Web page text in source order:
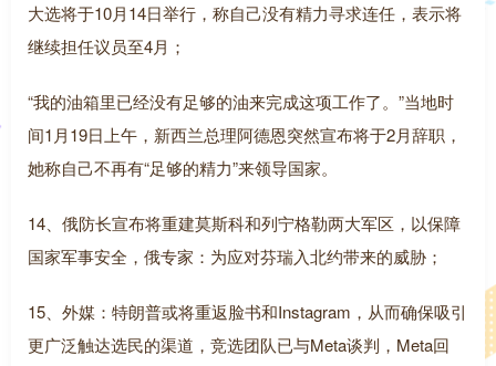
大选将于10月14日举行，称自己没有精力寻求连任，表示将
继续担任议员至4月；
“我的油箱里已经没有足够的油来完成这项工作了。”当地时
间1月19日上午，新西兰总理阿德恩突然宣布将于2月辞职，
她称自己不再有“足够的精力”来领导国家。
14、俄防长宣布将重建莫斯科和列宁格勒两大军区，以保障
国家军事安全，俄专家：为应对芬瑞入北约带来的威胁；
15、外媒：特朗普或将重返脸书和Instagram，从而确保吸引
更广泛触达选民的渠道，竞选团队已与Meta谈判，Meta回